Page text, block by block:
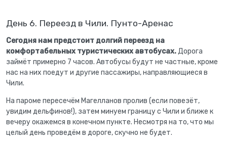
День 6. Переезд в Чили. Пунто-Аренас
Сегодня нам предстоит долгий переезд на
комфортабельных туристических автобусах.Дорога
займёт примерно 7 часов. Автобусы будут не частные, кроме
нас на них поедут и другие пассажиры, направляющиеся в
Чили.
На пароме пересечём Магелланов пролив (если повезёт,
увидим дельфинов!), затем минуем границу с Чили и ближе к
вечеру окажемся в конечном пункте. Несмотря на то, что мы
целый день проведём в дороге, скучно не будет.